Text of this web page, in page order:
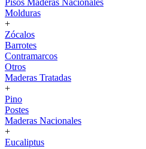
Pisos Maderas Nacionales
Molduras
+
Zócalos
Barrotes
Contramarcos
Otros
Maderas Tratadas
+
Pino
Postes
Maderas Nacionales
+
Eucaliptus